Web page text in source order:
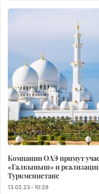
Компании ОАЭ примут
«Галкыныш» и
Туркменистане
13.02.23 - 10:29